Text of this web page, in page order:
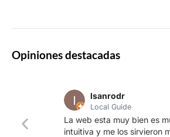
Opiniones destacadas
lsanrodr
Local Guide
La web esta muy bien es
intuitiva y me los sirvieron